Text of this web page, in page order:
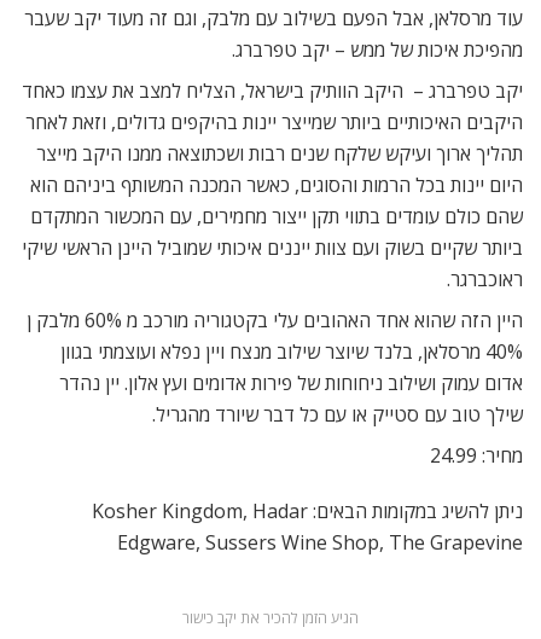
עוד מרסלאן, אבל הפעם בשילוב עם מלבק, וגם זה מעוד יקב שעבר
מהפיכת איכות של ממש – יקב טפרברג.
יקב טפרברג – היקב הוותיק בישראל, הצליח למצב את עצמו כאחד
היקבים האיכותיים ביותר שמייצר יינות בהיקפים גדולים, וזאת לאחר
תהליך ארוך ועיקש שלקח שנים רבות ושכתוצאה ממנו היקב מייצר
היום יינות בכל הרמות והסוגים, כאשר המכנה המשותף ביניהם הוא
שהם כולם עומדים בתווי תקן ייצור מחמירים, עם המכשור המתקדם
ביותר שקיים בשוק ועם צוות ייננים איכותי שמוביל היינן הראשי שיקי
ראוכברגר.
היין הזה שהוא אחד האהובים עלי בקטגוריה מורכב מ 60% מלבק ן
40% מרסלאן, בלנד שיוצר שילוב מנצח ויין נפלא ועוצמתי בגוון
אדום עמוק ושילוב ניחוחות של פירות אדומים ועץ אלון. יין נהדר
שילך טוב עם סטייק או עם כל דבר שיורד מהגריל.
מחיר: 24.99
ניתן להשיג במקומות הבאים: Kosher Kingdom, Hadar
Edgware, Sussers Wine Shop, The Grapevine
הגיע הזמן להכיר את יקב כישור